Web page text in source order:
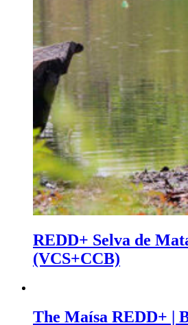
REDD+ Selva de
(VCS+CCB)
The Maísa REDD+ |